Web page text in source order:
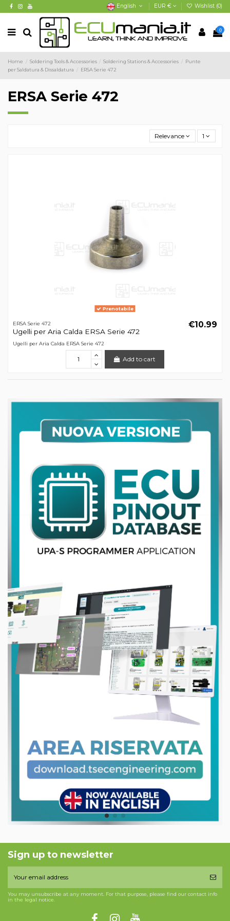
English EUR € Wishlist (0)
0
Home Soldering Tools & Accessories Soldering Stations & Accessories
Punte
per Saldatura & Dissaldatura
ERSA Serie 472
ERSA Serie 472
Relevance 1
Prenotabile
ERSA Serie 472
Ugelli per Aria Calda ERSA Serie 472
€10.99
Ugelli per Aria Calda ERSA Serie 472
Add to cart
Sign up to newsletter
You may unsubscribe at any moment. For that purpose, please find our contact info
in the legal notice.